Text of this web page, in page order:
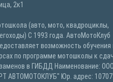
2к1
(авто, мото, квадроциклы,
С 1993 года. АвтоМотоКлуб
возможность обучения
по программе мотошколы к
в ГИБДД Наименование:
АВТОМОТОКЛУБ" Юр. адрес: